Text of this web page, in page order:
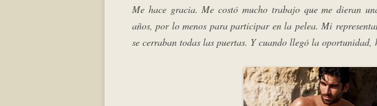
Me hace gracia. Me costó mucho trabajo que me dieran
años, por lo menos para participar en la pelea. Mi
se cerraban todas las puertas. Y cuando llegó la oportunidad,